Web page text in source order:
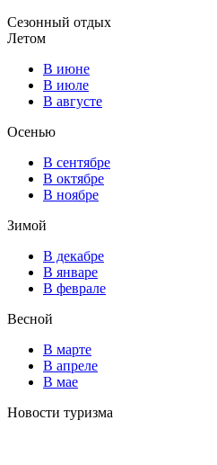
Сезонный отдых
Летом
В июне
В июле
В августе
Осенью
В сентябре
В октябре
В ноябре
Зимой
В декабре
В январе
В феврале
Весной
В марте
В апреле
В мае
Новости туризма